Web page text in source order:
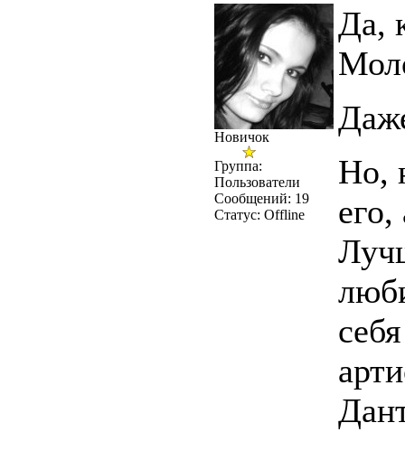
Новичок
Группа:
Пользователи
Сообщений: 19
Статус: Offline
Да,
Но,
его,